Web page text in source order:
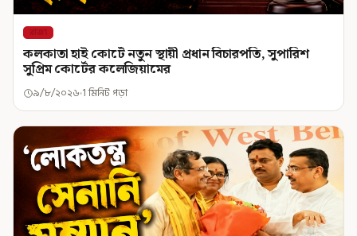
রাজ্য
কলকাতা হাই কোর্টে নতুন স্থায়ী প্রধান বিচারপতি, সুপারিশ
সুপ্রিম কোর্টের কলেজিয়ামের
৯/৮/২০২৬ 1 মিনিট পড়া